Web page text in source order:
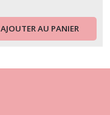
AJOUTER AU PANIER